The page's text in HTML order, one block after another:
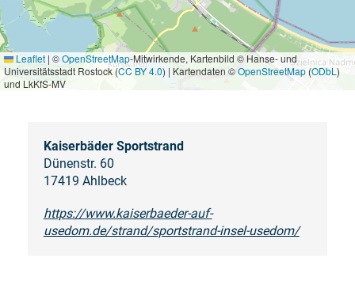
Leaflet | ©OpenStreetMap-Mitwirkende, Kartenbild © Hanse- und
Universitätsstadt Rostock (CC BY 4.0) | Kartendaten ©OpenStreetMap(ODbL )
und LkKfS-MV
Kaiserbäder Sportstrand
Dünenstr. 60
17419 Ahlbeck
https://www.kaiserbaeder-auf-
usedom.de/strand/sportstrand-insel-usedom/